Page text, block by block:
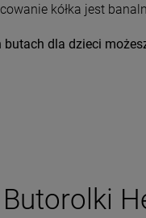
kółka jest
butach dla dzieci m
Butorolki